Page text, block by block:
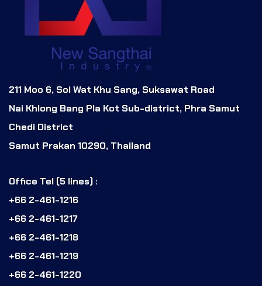
211 Moo 6, Soi Wat Khu Sang, Suksawat Road
Nai Khlong Bang Pla Kot Sub-district, Phra Samut
Chedi District
Samut Prakan 10290, Thailand
Office Tel (5 lines) :
+66 2-461-1216
+66 2-461-1217
+66 2-461-1218
+66 2-461-1219
+66 2-461-1220